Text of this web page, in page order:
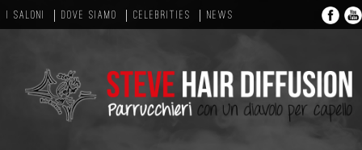
I SALONI DOVE SIAMO CELEBRITIES NEWS